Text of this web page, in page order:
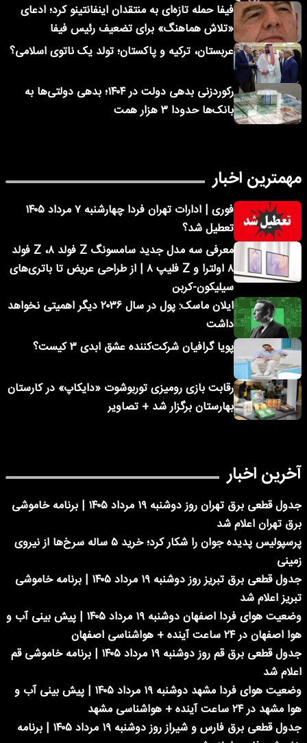
فیفا حمله تازه‌ای به منتقدان اینفانتینو کرد؛ ادعای
«تلاش هماهنگ» برای تضعیف رئیس فیفا
عربستان، ترکیه و پاکستان؛ تولد یک ناتوی اسلامی؟
رکوردزنی بدهی دولت در ۱۴۰۴؛ بدهی دولتی‌ها به
بانک‌ها حدودا ۳ هزار همت
مهمترین اخبار
فوری | ادارات تهران فردا چهارشنبه ۷ مرداد ۱۴۰۵
تعطیل شد؟
معرفی سه مدل جدید سامسونگ Z فولد ۸، Z فولد
۸ اولترا و Z فلیپ ۸ | از طراحی عریض تا باتری‌های
سیلیکون-کربن
ایلان ماسک: پول در سال ۲۰۳۶ دیگر اهمیتی نخواهد
داشت
پویا گرافیان شرکت‌کننده عشق ابدی ۳ کیست؟
رقابت بازی رومیزی توربوشوت «دایکاپ» در کارستان
بهارستان برگزار شد + تصاویر
آخرین اخبار
جدول قطعی برق تهران روز دوشنبه ۱۹ مرداد ۱۴۰۵ | برنامه خاموشی
برق تهران اعلام شد
پرسپولیس پدیده جوان را شکار کرد؛ خرید ۵ ساله سرخ‌ها از نیروی
زمینی
جدول قطعی برق تبریز روز دوشنبه ۱۹ مرداد ۱۴۰۵ | برنامه خاموشی
تبریز اعلام شد
وضعیت هوای فردا اصفهان دوشنبه ۱۹ مرداد ۱۴۰۵ | پیش بینی آب و
هوا اصفهان در ۲۴ ساعت آینده + هواشناسی اصفهان
جدول قطعی برق قم روز دوشنبه ۱۹ مرداد ۱۴۰۵ | برنامه خاموشی قم
اعلام شد
وضعیت هوای فردا مشهد دوشنبه ۱۹ مرداد ۱۴۰۵ | پیش بینی آب و
هوا مشهد در ۲۴ ساعت آینده + هواشناسی مشهد
جدول قطعی برق فارس و شیراز روز دوشنبه ۱۹ مرداد ۱۴۰۵ | برنامه